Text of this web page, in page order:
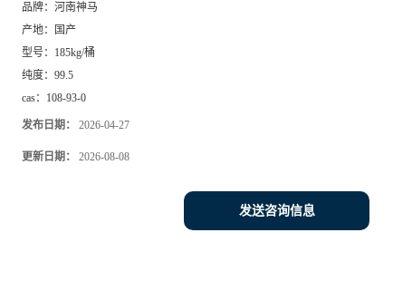
品牌： 河南神马
产地：
国产
型号： 185kg/桶
纯度： 99.5
cas： 108-93-0
发布日期： 2026-04-27
更新日期： 2026-08-08
发送咨询信息